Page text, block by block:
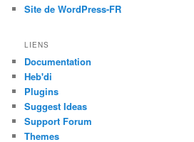
Site de WordPress-FR
LIENS
Documentation
Heb'di
Plugins
Suggest Ideas
Support Forum
Themes